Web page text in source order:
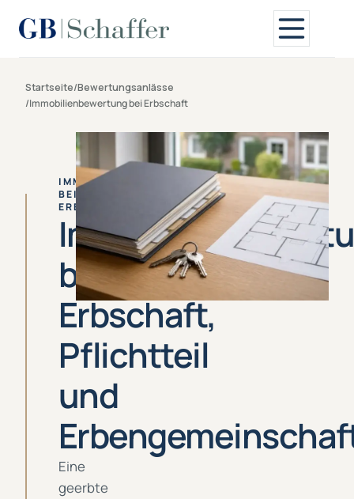
Startseite/Bewertungsanlässe
/Immobilienbewertung bei Erbschaft
IMMOBILIENBEWERTUNG
BEI
ERBSCHAFT
bei
Erbschaft,
Pflichtteil
und
Eine
geerbte